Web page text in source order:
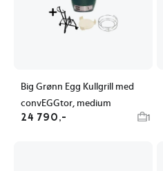
Big Grønn Egg Kullgrill med
convEGGtor, medium
24 790,- 1